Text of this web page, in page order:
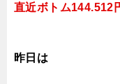
直近ボトム144.512
昨日は